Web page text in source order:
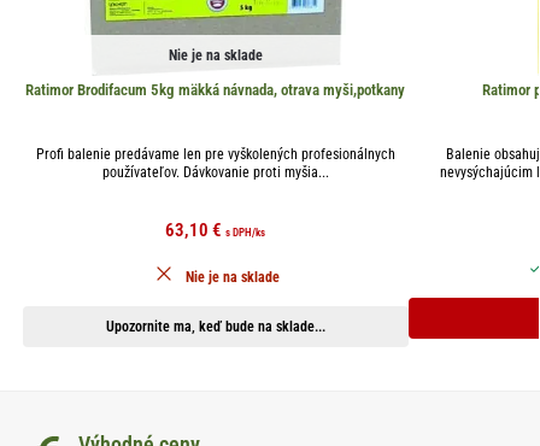
Nie je na sklade
Ratimor Brodifacum 5kg mäkká návnada, otrava myši,potkany
Profi balenie predávame len pre vyškolených profesionálnych
používateľov. Dávkovanie proti myšia...
63,10€ s DPH/ks
Upozornite ma, keď bude na sklade...
Nie je na sklade
Ratimor
Balenie
nevysýchajúcim